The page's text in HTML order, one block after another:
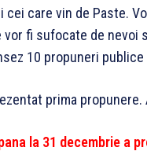
cei care vin de Paste.
vor fi sufocate de nevoi
10 propuneri
prima propunere.
la 31 decembrie a